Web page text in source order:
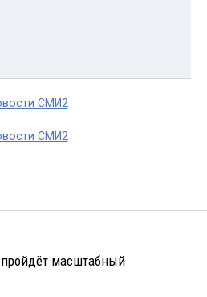
СМИ2
СМИ2
масштабный